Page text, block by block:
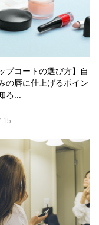
プコートの選び方】自
の唇に仕上げるポイン
ろ...